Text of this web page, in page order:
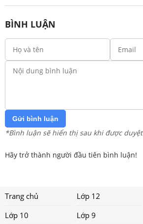
BÌNH LUẬN
Gửi bình luận
*Bình luận sẽ hiển thị sau khi được duyệt
Hãy trở thành người đầu tiên bình luận!
Trang chủ Lớp 12
Lớp 10
Lớp 9